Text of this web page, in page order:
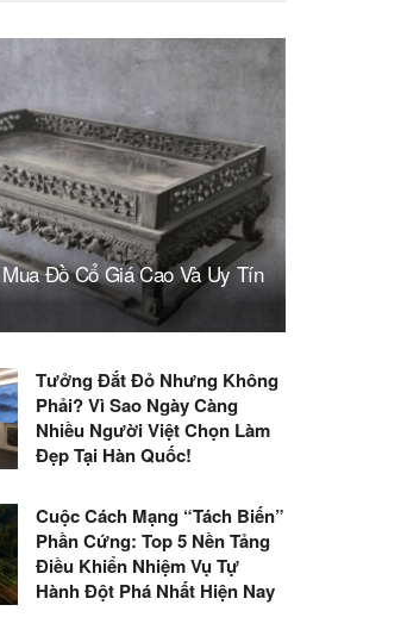
Đồ Cổ Giá Cao Và Uy Tín
Tưởng Đắt Đỏ Nhưng Không
Phải? Vì Sao Ngày Càng
Nhiều Người Việt Chọn Làm
Đẹp Tại Hàn Quốc!
Cuộc Cách Mạng “Tách Biến”
Phần Cứng: Top 5 Nền Tảng
Điều Khiển Nhiệm Vụ Tự
Hành Đột Phá Nhất Hiện Nay